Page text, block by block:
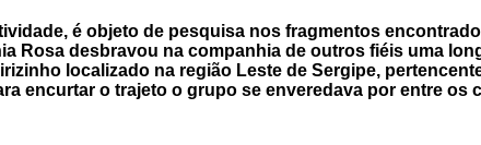
é objeto de pesquisa nos fragmentos
Rosa desbravou na companhia de outros fiéis uma
localizado na região Leste de Sergipe,
encurtar o trajeto o grupo se enveredava por entre